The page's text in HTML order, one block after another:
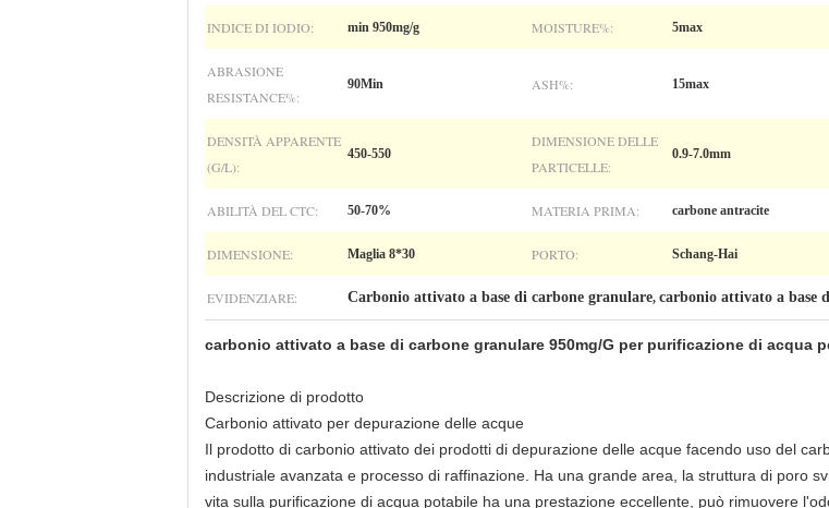
INDICE DI IODIO: min 950mg/g MOISTURE%: 5max
ABRASIONE
RESISTANCE%:
90Min ASH%: 15max
DENSITÀ APPARENTE
(G/L):
450-550
DIMENSIONE DELLE
PARTICELLE:
0.9-7.0mm
ABILITÀ DEL CTC: 50-70% MATERIA PRIMA: carbone antracite
DIMENSIONE: Maglia 8*30 PORTO: Schang-Hai
EVIDENZIARE: Carbonio attivato a base di carbone granulare, carbonio attivato a base
carbonio attivato a base di carbone granulare 950mg/G per purificazione di acqua
Descrizione di prodotto
Carbonio attivato per depurazione delle acque
Il prodotto di carbonio attivato dei prodotti di depurazione delle acque facendo uso del
industriale avanzata e processo di raffinazione. Ha una grande area, la struttura di poro
vita sulla purificazione di acqua potabile ha una prestazione eccellente, può rimuovere